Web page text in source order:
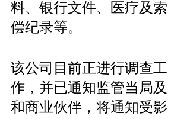
料、银行文件、医疗及索
偿纪录等。
该公司目前正进行调查工
作，并已通知监管当局及
和商业伙伴，将通知受影